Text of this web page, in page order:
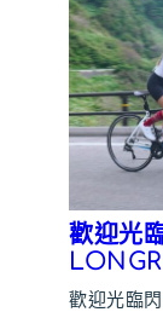
歡迎光
歡迎光臨